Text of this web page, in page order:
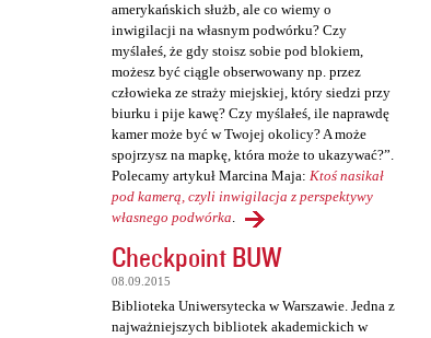
amerykańskich służb, ale co wiemy o
inwigilacji na własnym podwórku? Czy
myślałeś, że gdy stoisz sobie pod blokiem,
możesz być ciągle obserwowany np. przez
człowieka ze straży miejskiej, który siedzi przy
biurku i pije kawę? Czy myślałeś, ile naprawdę
kamer może być w Twojej okolicy? A może
spojrzysz na mapkę, która może to ukazywać?”.
Polecamy artykuł Marcina Maja: Ktoś nasikał
pod kamerą, czyli inwigilacja z perspektywy
własnego podwórka.
Checkpoint BUW
08.09.2015
Biblioteka Uniwersytecka w Warszawie. Jedna z
najważniejszych bibliotek akademickich w